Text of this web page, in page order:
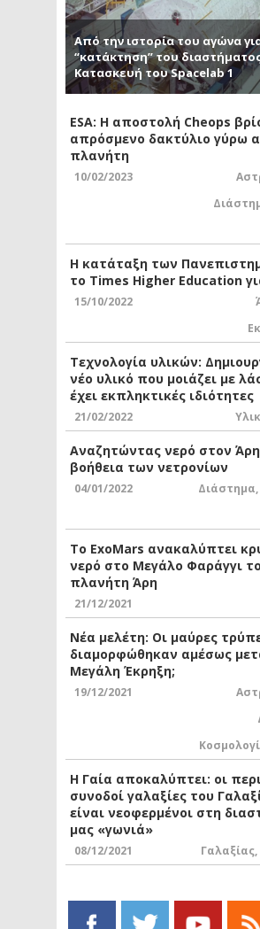
Από την ιστορία του αγώνα
“κατάκτηση” του
Κατασκευή του Spacelab 1
ESA: Η αποστολή Cheops
απρόσμενο δακτύλιο γύρω
πλανήτη
10/02/2023
Η κατάταξη των
το Times Higher Education
15/10/2022
Τεχνολογία υλικών:
νέο υλικό που μοιάζει με
έχει εκπληκτικές ιδιότητες
21/02/2022
Αναζητώντας νερό στον
βοήθεια των νετρονίων
04/01/2022 Διάστημα,
Το ExoMars ανακαλύπτει
νερό στο Μεγάλο Φαράγγι
πλανήτη Άρη
21/12/2021
Νέα μελέτη: Οι μαύρες
διαμορφώθηκαν αμέσως
Μεγάλη Έκρηξη;
19/12/2021
Η Γαία αποκαλύπτει: οι
συνοδοί γαλαξίες του
είναι νεοφερμένοι στη
μας «γωνιά»
08/12/2021 Γαλαξίας,